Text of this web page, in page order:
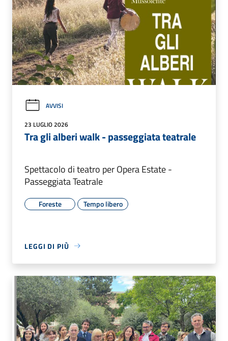
AVVISI
23 LUGLIO 2026
Tra gli alberi walk - passeggiata teatrale
Spettacolo di teatro per Opera Estate -
Passeggiata Teatrale
Foreste Tempo libero
LEGGI DI PIÙ